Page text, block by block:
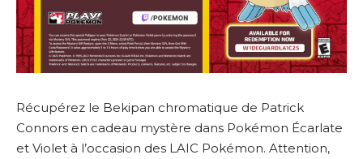
Récupérez le Bekipan chromatique de Patrick
Connors en cadeau mystère dans Pokémon Écarlate
et Violet à l’occasion des LAIC Pokémon. Attention,